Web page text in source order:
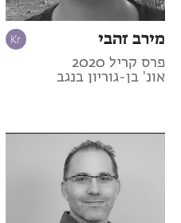
מירב זהבי
פרס קריל 2020
אונ' בן-גוריון בנגב